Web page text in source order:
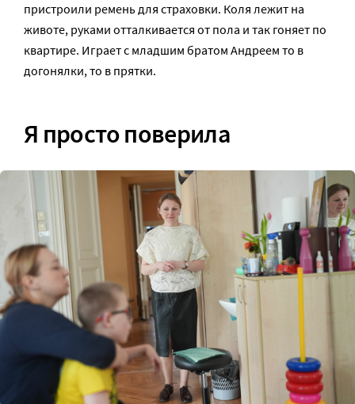
пристроили ремень для страховки. Коля лежит на
животе, руками отталкивается от пола и так гоняет по
квартире. Играет с младшим братом Андреем то в
догонялки, то в прятки.
Я просто поверила